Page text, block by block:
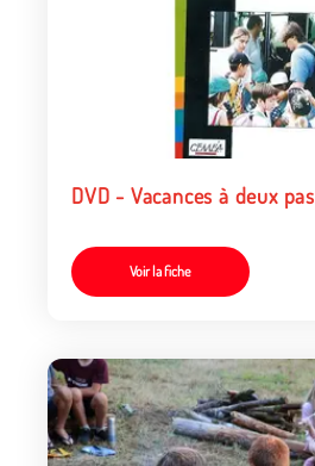
DVD - Vacances à deux pas
Voir la fiche